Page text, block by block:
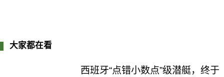
大家都在看
西班牙“点错小数点”级潜艇，终于